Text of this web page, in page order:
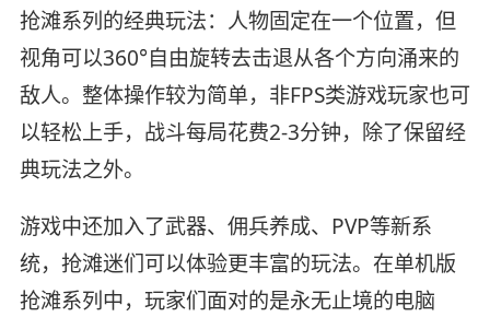
抢滩系列的经典玩法：人物固定在一个位置，但
视角可以360°自由旋转去击退从各个方向涌来的
敌人。整体操作较为简单，非FPS类游戏玩家也可
以轻松上手，战斗每局花费2-3分钟，除了保留经
典玩法之外。
游戏中还加入了武器、佣兵养成、PVP等新系
统，抢滩迷们可以体验更丰富的玩法。在单机版
抢滩系列中，玩家们面对的是永无止境的电脑